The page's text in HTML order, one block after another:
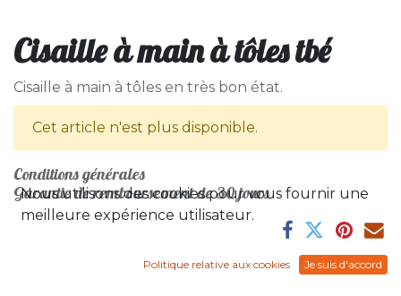
Cisaille à main à tôles tbé
Cisaille à main à tôles en très bon état.
Cet article n'est plus disponible.
Conditions générales
Garantie de remboursement de 30 jours
Nous utilisons des cookies pour vous fournir une
meilleure expérience utilisateur.
Politique relative aux cookies Je suis d'accord